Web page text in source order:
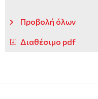
Προβολή όλων
Διαθέσιμο pdf